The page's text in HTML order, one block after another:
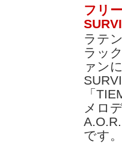
フリ
ラテ
ラッ
ァン
「
メロ
です。